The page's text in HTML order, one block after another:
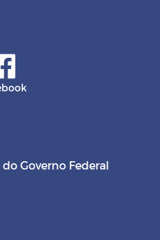
Governo Federal